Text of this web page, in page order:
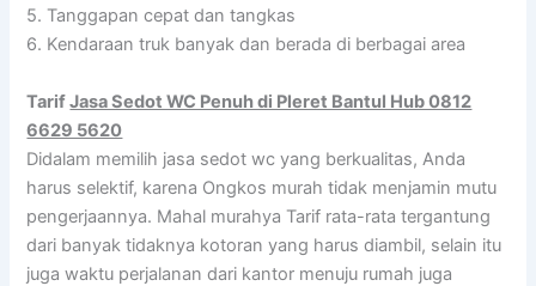
5. Tanggapan cepat dan tangkas
6. Kendaraan truk banyak dan berada di berbagai area
TarifJasa Sedot WC Penuh di Pleret Bantul Hub 0812
6629 5620
Didalam memilih jasa sedot wc yang berkualitas, Anda
harus selektif, karena Ongkos murah tidak menjamin mutu
pengerjaannya. Mahal murahya Tarif rata-rata tergantung
dari banyak tidaknya kotoran yang harus diambil, selain itu
juga waktu perjalanan dari kantor menuju rumah juga